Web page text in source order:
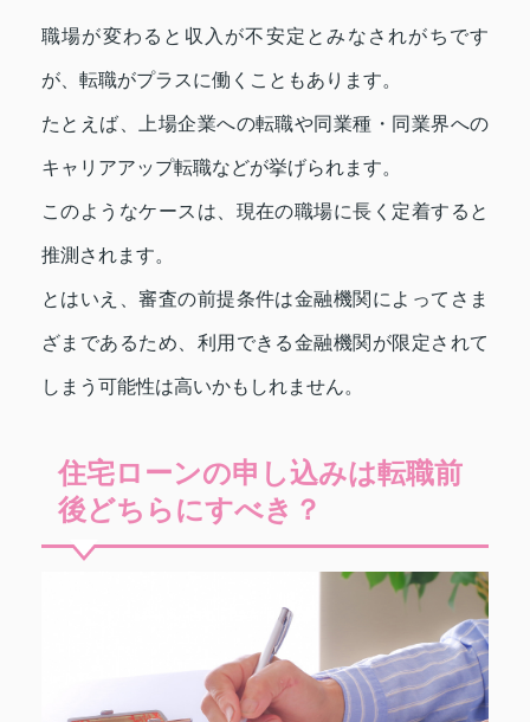
職場が変わると収入が不安定とみなされがちです
が、転職がプラスに働くこともあります。
たとえば、上場企業への転職や同業種・同業界への
キャリアアップ転職などが挙げられます。
このようなケースは、現在の職場に長く定着すると
推測されます。
とはいえ、審査の前提条件は金融機関によってさま
ざまであるため、利用できる金融機関が限定されて
しまう可能性は高いかもしれません。
住宅ローンの申し込みは転職前
後どちらにすべき？